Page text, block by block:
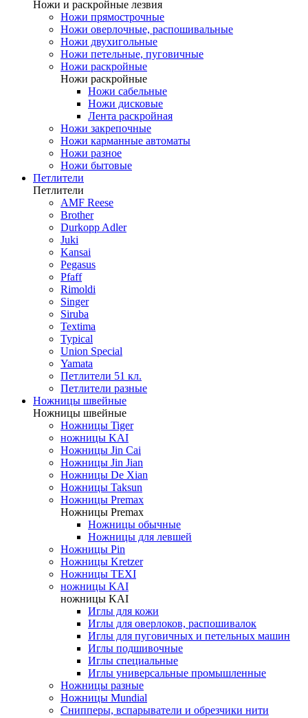
Ножи и раскройные лезвия
Ножи прямострочные
Ножи оверлочные, распошивальные
Ножи двухигольные
Ножи петельные, пуговичные
Ножи раскройные
Ножи раскройные
Ножи сабельные
Ножи дисковые
Лента раскройная
Ножи закрепочные
Ножи карманные автоматы
Ножи разное
Ножи бытовые
Петлители
Петлители
AMF Reese
Brother
Durkopp Adler
Juki
Kansai
Pegasus
Pfaff
Rimoldi
Singer
Siruba
Textima
Typical
Union Special
Yamata
Петлители 51 кл.
Петлители разные
Ножницы швейные
Ножницы швейные
Ножницы Tiger
ножницы KAI
Ножницы Jin Cai
Ножницы Jin Jian
Ножницы De Xian
Ножницы Taksun
Ножницы Premax
Ножницы Premax
Ножницы обычные
Ножницы для левшей
Ножницы Pin
Ножницы Kretzer
Ножницы TEXI
ножницы KAI
ножницы KAI
Иглы для кожи
Иглы для оверлоков, распошивалок
Иглы для пуговичных и петельных машин
Иглы подшивочные
Иглы специальные
Иглы универсальные промышленные
Ножницы разные
Ножницы Mundial
Снипперы, вспарыватели и обрезчики нити